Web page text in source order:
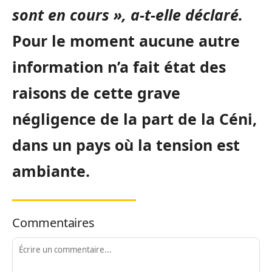
sont en cours », a-t-elle déclaré.
Pour le moment aucune autre
information n’a fait état des
raisons de cette grave
négligence de la part de la Céni,
dans un pays où la tension est
ambiante.
Commentaires